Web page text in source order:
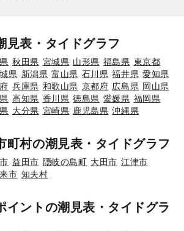
見表・タイドグラフ
秋田県 宮城県 山形県 福島県 東京都
県 新潟県 富山県 石川県 福井県 愛知県
兵庫県 和歌山県 京都府 広島県 岡山県
高知県 香川県 徳島県 愛媛県 福岡県
大分県 宮崎県 鹿児島県 沖縄県
町村の潮見表・タイドグラフ
益田市 隠岐の島町 大田市 江津市
市 知夫村
イントの潮見表・タイドグラ